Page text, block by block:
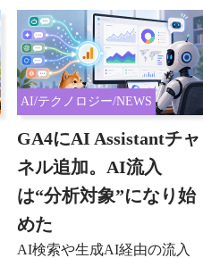
AI/テクノロジー/NEWS
GA4にAI Assistantチャ
ネル追加。AI流入
は“分析対象”になり始
めた
AI検索や生成AI経由の流入